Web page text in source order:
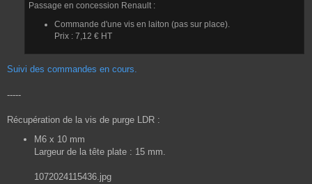
Passage en concession Renault :
Commande d'une vis en laiton (pas sur place).
Prix : 7,12 € HT
Suivi des commandes en cours.
-----
Récupération de la vis de purge LDR :
M6 x 10 mm
Largeur de la tête plate : 15 mm.
1072024115436.jpg